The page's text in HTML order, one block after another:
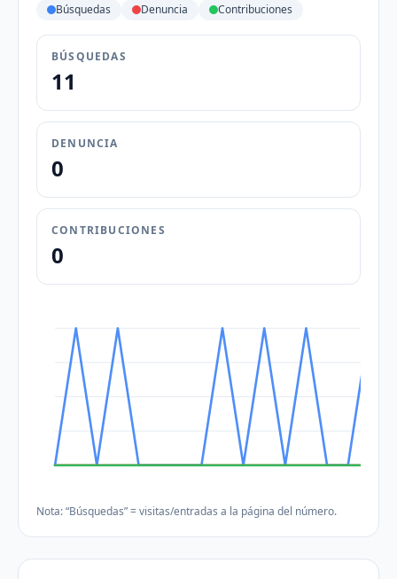
Búsquedas
Denuncia Contribuciones
BÚSQUEDAS
11
DENUNCIA
0
CONTRIBUCIONES
0
Nota: “Búsquedas” = visitas/entradas a la página del número.